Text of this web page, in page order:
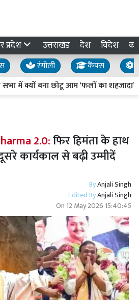
प्रदेश उत्तराखंड देश विदेश
रंगोली कैंपस
में क्यों बना छोटू आम ‘फलों का शहजादा’?
2.0:फिर हिमंता के हाथ
कार्यकाल से बढ़ी उम्मीदें
ByAnjali Singh
Edited ByAnjali Singh
On 12 May 2026 15:40:45